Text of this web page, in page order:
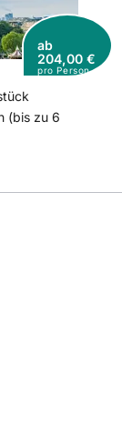
ab
204,00 €
pro Person
(bis zu 6